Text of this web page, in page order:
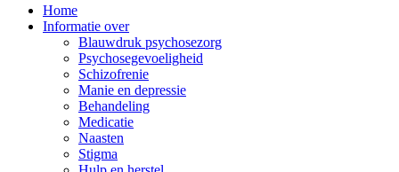
Main
Navigation
Home
Informatie over
Blauwdruk psychosezorg
Psychosegevoeligheid
Schizofrenie
Manie en depressie
Behandeling
Medicatie
Naasten
Stigma